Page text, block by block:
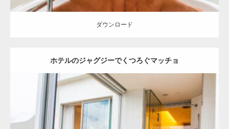
ダウンロード
ホテルのジャグジーでくつろぐマッチョ
Update: 2023.02.11